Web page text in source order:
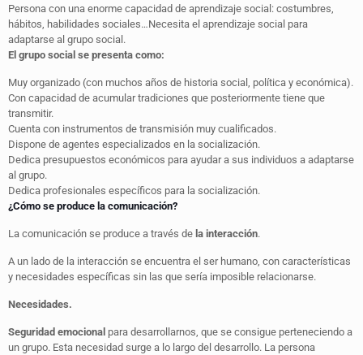
Persona con una enorme capacidad de aprendizaje social: costumbres,
hábitos, habilidades sociales…Necesita el aprendizaje social para
adaptarse al grupo social.
El grupo social se presenta como:
Muy organizado (con muchos años de historia social, política y económica).
Con capacidad de acumular tradiciones que posteriormente tiene que
transmitir.
Cuenta con instrumentos de transmisión muy cualificados.
Dispone de agentes especializados en la socialización.
Dedica presupuestos económicos para ayudar a sus individuos a adaptarse
al grupo.
Dedica profesionales específicos para la socialización.
¿Cómo se produce la comunicación?
La comunicación se produce a través de la interacción.
A un lado de la interacción se encuentra el ser humano, con características
y necesidades específicas sin las que sería imposible relacionarse.
Necesidades.
Seguridad emocional para desarrollarnos, que se consigue perteneciendo a
un grupo. Esta necesidad surge a lo largo del desarrollo. La persona